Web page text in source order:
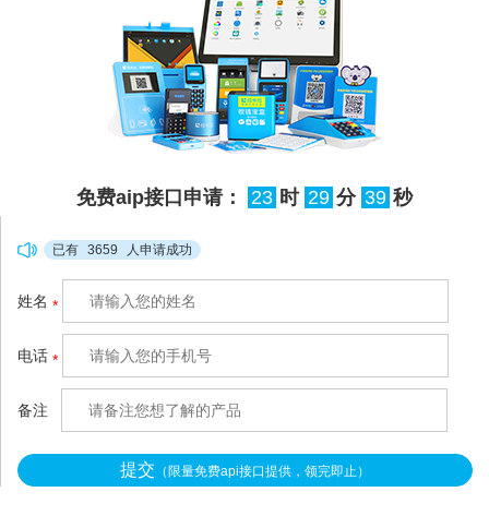
账户资金混收的难题：一笔
订单的收款账户同时绑定了
3个以上分润方，所有资金
先全部归集到一起，事后根
本分不清哪部分属于谁，人
很容易出现分错、漏分的情
卡拉空中分账
轻量化适配，不用复杂的系
统改造，3秒就能把混在一
免费aip接口申请： 23 时 29 分 38 秒
已有 3659 人申请成功
姓名 *
电话 *
备注
提交 （限量免费api接口提供，领完即止）